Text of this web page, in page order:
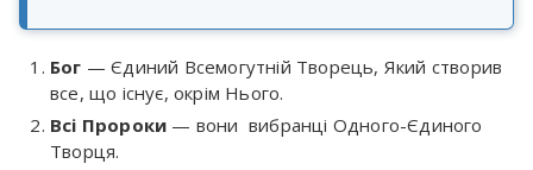
Бог — Єдиний Всемогутній Творець, Який створив
все, що існує, окрім Нього.
Всі Пророки — вони вибранці Одного-Єдиного
Творця.